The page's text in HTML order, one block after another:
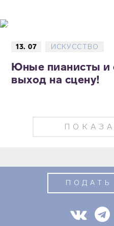
13. 07 ИСКУССТВО
Юные пианисты и
выход на сцену!
ПОДАТЬ